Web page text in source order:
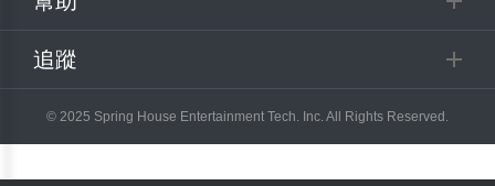
追蹤
© 2025 Spring House Entertainment Tech. Inc. All Rights Reserved.